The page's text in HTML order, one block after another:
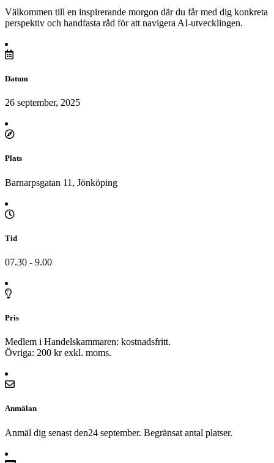
Välkommen till en inspirerande morgon där du får med dig konkreta
perspektiv och handfasta råd för att navigera AI-utvecklingen.
Datum
26 september, 2025
Plats
Barnarpsgatan 11, Jönköping
Tid
07.30 - 9.00
Pris
Medlem i Handelskammaren: kostnadsfritt.
Övriga: 200 kr exkl. moms.
Anmälan
Anmäl dig senast den24 september. Begränsat antal platser.